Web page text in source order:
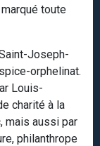
toute
Joseph-
orphelinat.
Louis-
charité à la
mais aussi par
philanthrope